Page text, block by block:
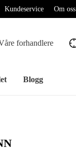
Kundeservice Om oss
forhandlere
Blogg